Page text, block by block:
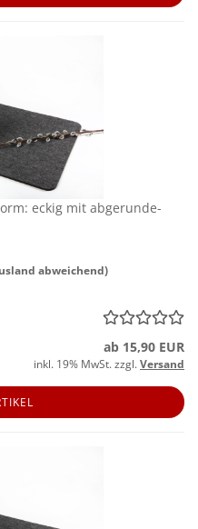
eckig mit ab­ge­run­de­
abweichend)
ab 15,90 EUR
inkl. 19% MwSt. zzgl.Versand